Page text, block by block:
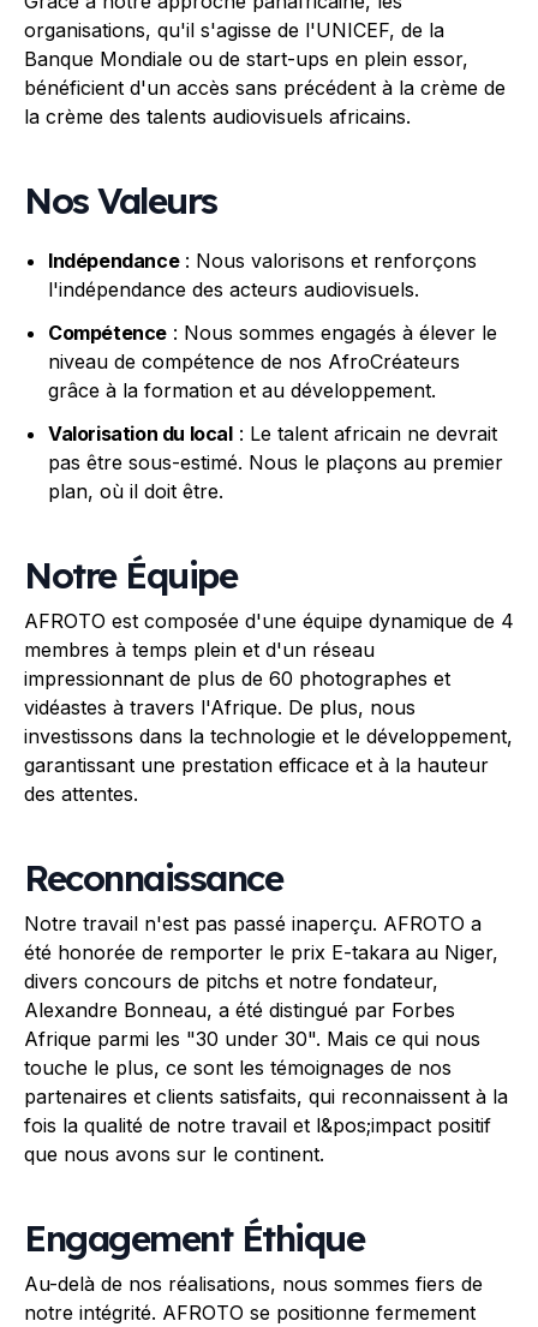
organisations, qu'il s'agisse de l'UNICEF, de la
Banque Mondiale ou de start-ups en plein essor,
bénéficient d'un accès sans précédent à la crème de
la crème des talents audiovisuels africains.
Nos Valeurs
Indépendance: Nous valorisons et renforçons
l'indépendance des acteurs audiovisuels.
Compétence : Nous sommes engagés à élever le
niveau de compétence de nos AfroCréateurs
grâce à la formation et au développement.
Valorisation du local : Le talent africain ne devrait
pas être sous-estimé. Nous le plaçons au premier
plan, où il doit être.
Notre Équipe
AFROTO est composée d'une équipe dynamique de 4
membres à temps plein et d'un réseau
impressionnant de plus de 60 photographes et
vidéastes à travers l'Afrique. De plus, nous
investissons dans la technologie et le développement,
garantissant une prestation efficace et à la hauteur
des attentes.
Reconnaissance
Notre travail n'est pas passé inaperçu. AFROTO a
été honorée de remporter le prix E-takara au Niger,
divers concours de pitchs et notre fondateur,
Alexandre Bonneau, a été distingué par Forbes
Afrique parmi les "30 under 30". Mais ce qui nous
touche le plus, ce sont les témoignages de nos
partenaires et clients satisfaits, qui reconnaissent à la
fois la qualité de notre travail et l&pos;impact positif
que nous avons sur le continent.
Engagement Éthique
Au-delà de nos réalisations, nous sommes fiers de
notre intégrité. AFROTO se positionne fermement